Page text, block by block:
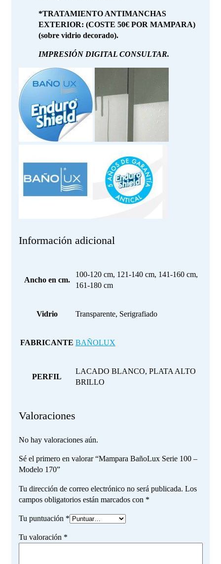
*TRATAMIENTO ANTIMANCHAS
EXTERIOR: (COSTE 50€ POR MAMPARA)
(sobre vidrio decorado).
IMPRESIÓN DIGITAL CONSULTAR.
Información adicional
Ancho en cm.
100-120 cm, 121-140 cm, 141-160 cm,
161-180 cm
Vidrio Transparente, Serigrafiado
FABRICANTE BAÑOLUX
PERFIL
LACADO BLANCO, PLATA ALTO
BRILLO
Valoraciones
No hay valoraciones aún.
Sé el primero en valorar “Mampara BañoLux Serie 100 –
Modelo 170”
Tu dirección de correo electrónico no será publicada. Los
campos obligatorios están marcados con *
Tu puntuación *
Tu valoración *